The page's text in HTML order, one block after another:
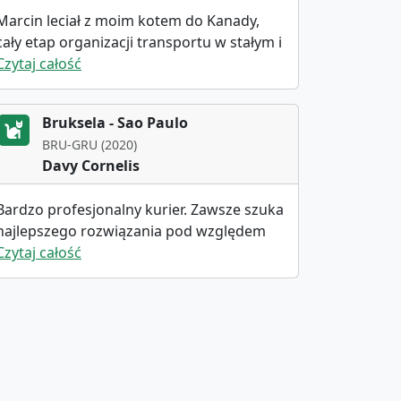
zaskoczyć) 2. Wysokie kompetencje
połączone ze znajomoscią
i procedur lotniczych 3.
rzetelność, solidność.
leciał z moim kotem do Kanady,
etap organizacji transportu w stałym i
miłym kontakcie. Jestem
i jak będzie następna okazja
skorzystam.
całość
Bruksela - Sao Paulo
BRU-GRU (2020)
Davy Cornelis
profesjonalny kurier. Zawsze szuka
rozwiązania pod względem
i ceny. Myśli razem z klientem.
miły i pomocny. Szybko odpowiada
całość